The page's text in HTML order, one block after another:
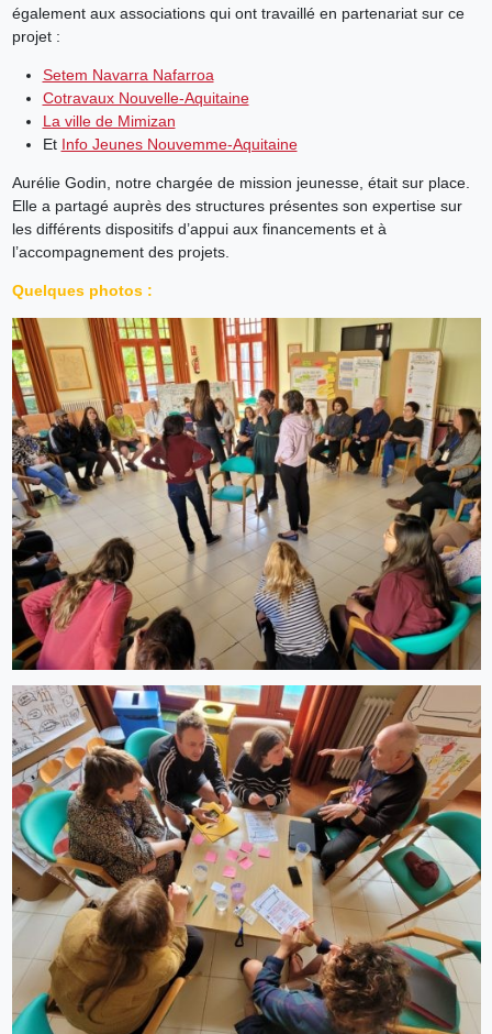
également aux associations qui ont travaillé en partenariat sur ce
projet :
Setem Navarra Nafarroa
Cotravaux Nouvelle-Aquitaine
La ville de Mimizan
Et Info Jeunes Nouvemme-Aquitaine
Aurélie Godin, notre chargée de mission jeunesse, était sur place.
Elle a partagé auprès des structures présentes son expertise sur
les différents dispositifs d’appui aux financements et à
l’accompagnement des projets.
Quelques photos :